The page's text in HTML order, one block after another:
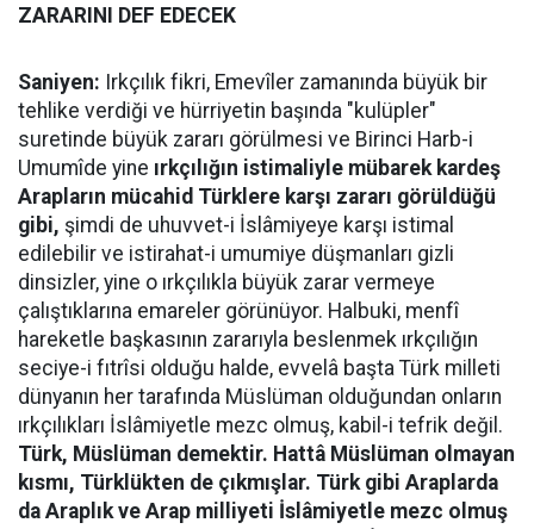
ZARARINI DEF EDECEK
Saniyen: Irkçılık fikri, Emevîler zamanında büyük bir
tehlike verdiği ve hürriyetin başında "kulüpler"
suretinde büyük zararı görülmesi ve Birinci Harb-i
Umumîde yine ırkçılığın istimaliyle mübarek kardeş
Arapların mücahid Türklere karşı zararı görüldüğü
gibi, şimdi de uhuvvet-i İslâmiyeye karşı istimal
edilebilir ve istirahat-i umumiye düşmanları gizli
dinsizler, yine o ırkçılıkla büyük zarar vermeye
çalıştıklarına emareler görünüyor. Halbuki, menfî
hareketle başkasının zararıyla beslenmek ırkçılığın
seciye-i fıtrîsi olduğu halde, evvelâ başta Türk milleti
dünyanın her tarafında Müslüman olduğundan onların
ırkçılıkları İslâmiyetle mezc olmuş, kabil-i tefrik değil.
Türk, Müslüman demektir. Hattâ Müslüman olmayan
kısmı, Türklükten de çıkmışlar. Türk gibi Araplarda
da Araplık ve Arap milliyeti İslâmiyetle mezc olmuş